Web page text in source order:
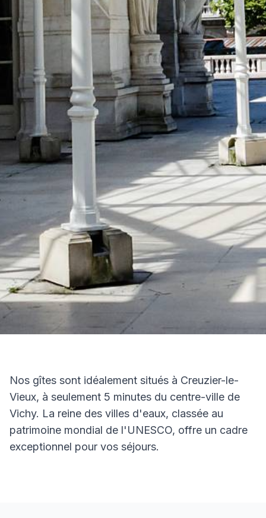
en découvertes
Nos gîtes sont idéalement situés à Creuzier-le-
Vieux, à seulement 5 minutes du centre-ville de
Vichy. La reine des villes d'eaux, classée au
patrimoine mondial de l'UNESCO, offre un cadre
exceptionnel pour vos séjours.